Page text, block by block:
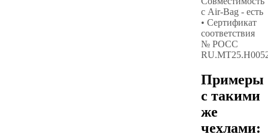
с Air-Bag - есть
• Сертификат
соответствия
№ РОСС
Примеры
с такими
же
чехлами: